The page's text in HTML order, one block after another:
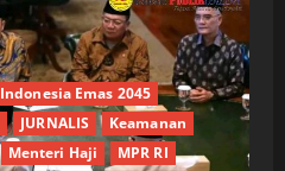
Indonesia Emas 2045
JURNALIS
Keamanan
Menteri Haji
MPR RI